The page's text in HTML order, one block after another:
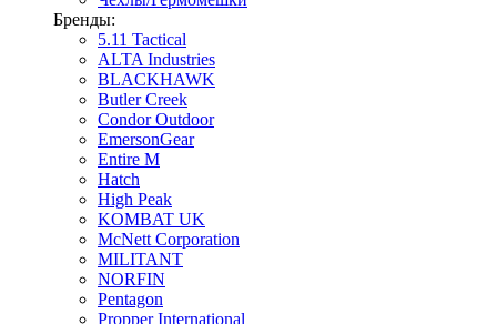
Бренды:
5.11 Tactical
ALTA Industries
BLACKHAWK
Butler Creek
Condor Outdoor
EmersonGear
Entire M
Hatch
High Peak
KOMBAT UK
McNett Corporation
MILITANT
NORFIN
Pentagon
Propper International